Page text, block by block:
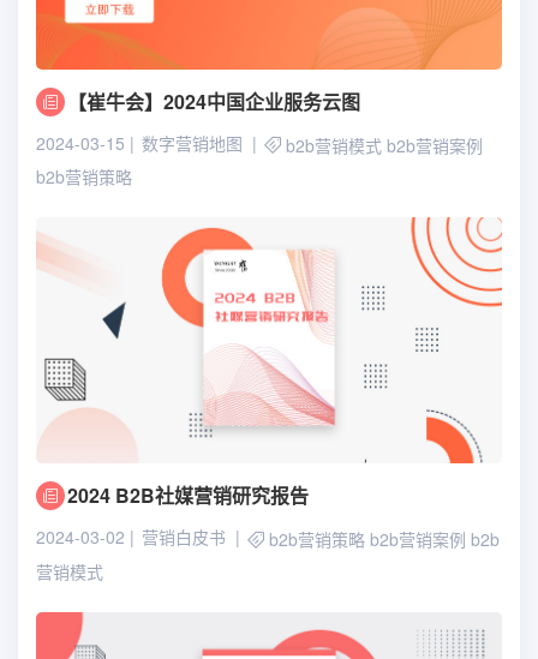
【崔牛会】2024中国企业服务云图
2024-03-15 数字营销地图 b2b营销模式 b2b营销案例
b2b营销策略
2024 B2B社媒营销研究报告
2024-03-02 营销白皮书 b2b营销策略 b2b营销案例 b2b
营销模式